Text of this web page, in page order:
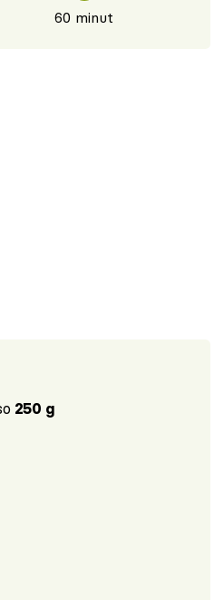
60 minut
250 g